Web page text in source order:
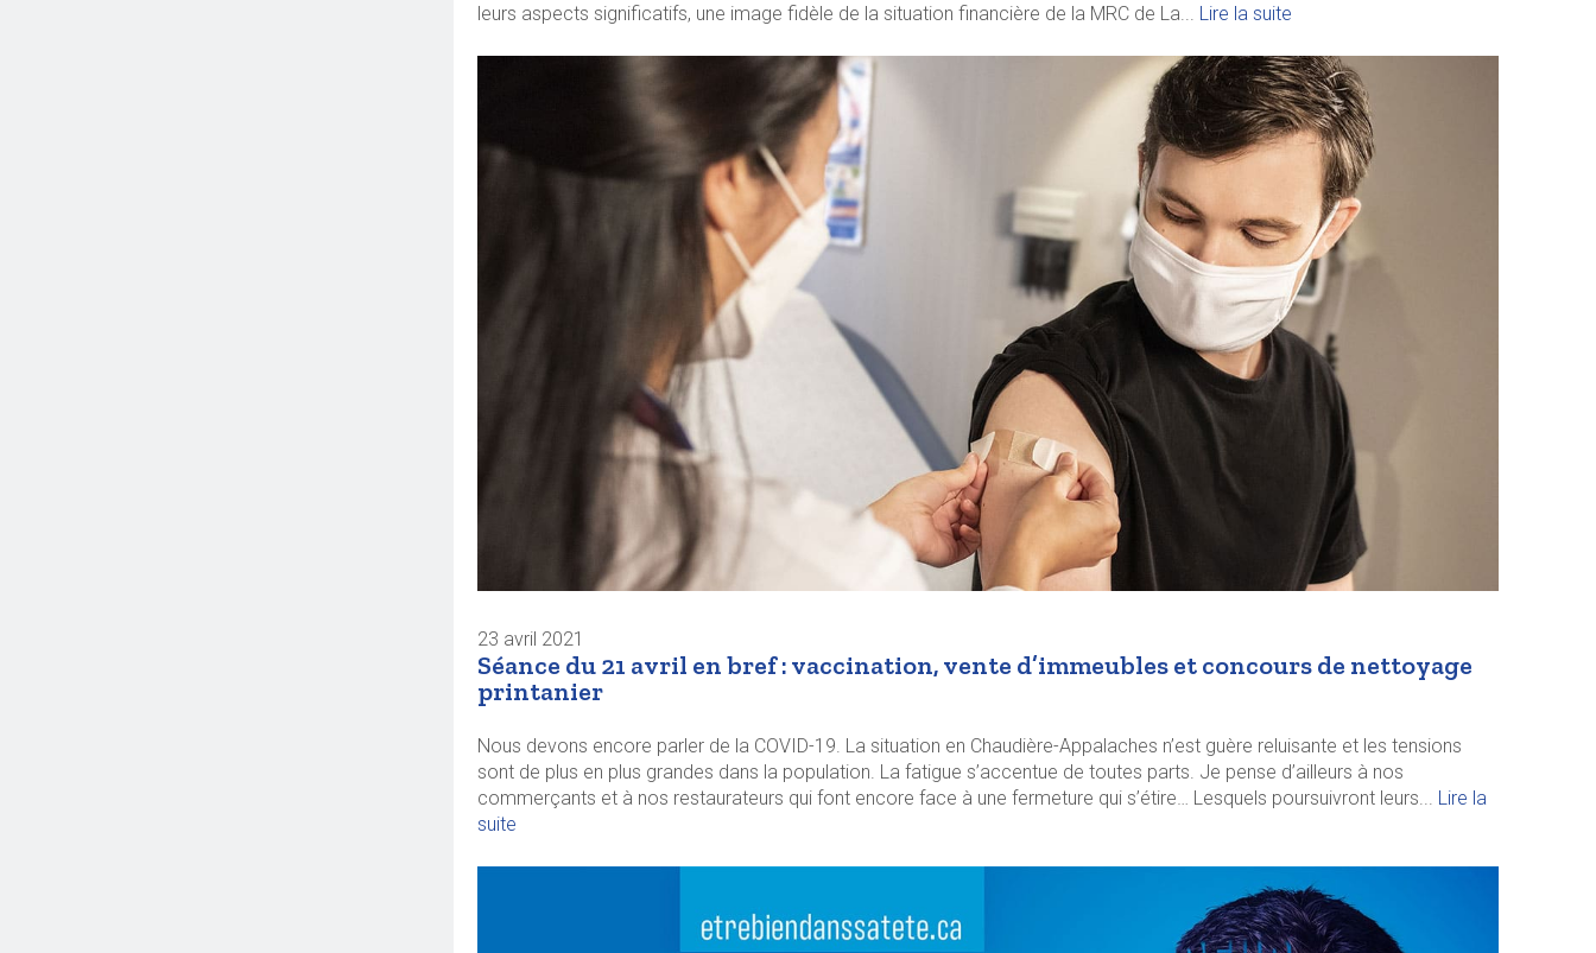
leurs aspects significatifs, une image fidèle de la situation financière de la MRC de La... Lire la suite
23 avril 2021
Séance du 21 avril en bref : vaccination, vente d’immeubles et concours de nettoyage
printanier
Nous devons encore parler de la COVID-19. La situation en Chaudière-Appalaches n’est guère reluisante et les tensions
sont de plus en plus grandes dans la population. La fatigue s’accentue de toutes parts. Je pense d’ailleurs à nos
commerçants et à nos restaurateurs qui font encore face à une fermeture qui s’étire… Lesquels poursuivront leurs... Lire la
suite